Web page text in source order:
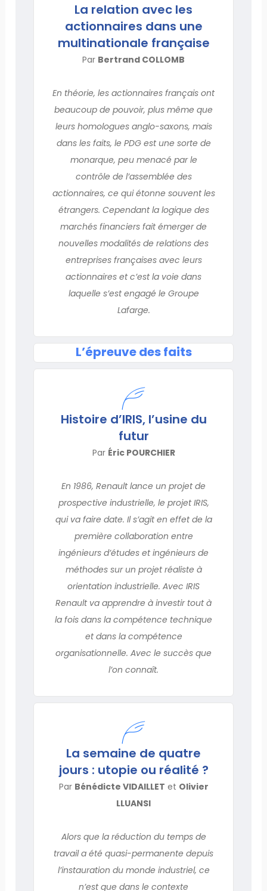
La relation avec les
actionnaires dans une
multinationale française
Par Bertrand COLLOMB
En théorie, les actionnaires français ont
beaucoup de pouvoir, plus même que
leurs homologues anglo-saxons, mais
dans les faits, le PDG est une sorte de
monarque, peu menacé par le
contrôle de l’assemblée des
actionnaires, ce qui étonne souvent les
étrangers. Cependant la logique des
marchés financiers fait émerger de
nouvelles modalités de relations des
entreprises françaises avec leurs
actionnaires et c’est la voie dans
laquelle s’est engagé le Groupe
Lafarge.
L’épreuve des faits
Histoire d’IRIS, l’usine du
futur
Par Éric POURCHIER
En 1986, Renault lance un projet de
prospective industrielle, le projet IRIS,
qui va faire date. Il s’agit en effet de la
première collaboration entre
ingénieurs d’études et ingénieurs de
méthodes sur un projet réaliste à
orientation industrielle. Avec IRIS
Renault va apprendre à investir tout à
la fois dans la compétence technique
et dans la compétence
organisationnelle. Avec le succès que
l’on connaît.
La semaine de quatre
jours : utopie ou réalité ?
Par Bénédicte VIDAILLET et Olivier
LLUANSI
Alors que la réduction du temps de
travail a été quasi-permanente depuis
l’instauration du monde industriel, ce
n’est que dans le contexte